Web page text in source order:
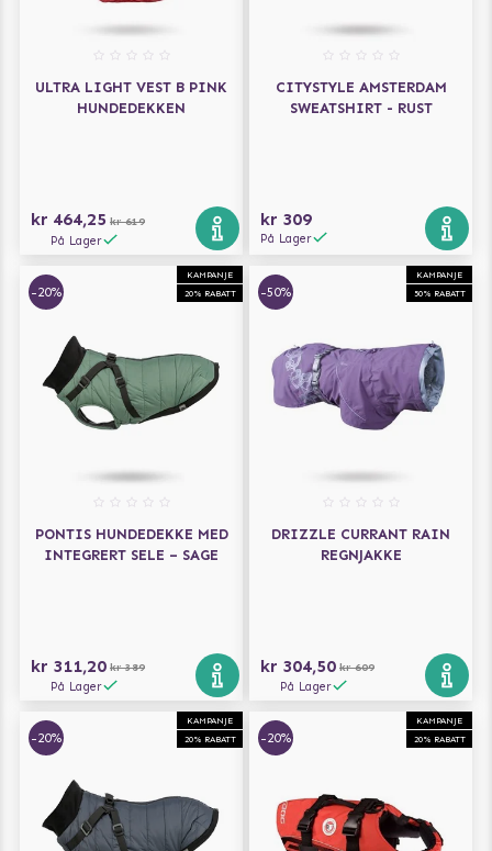
ULTRA LIGHT VEST B PINK
HUNDEDEKKEN
kr 464,25 kr 619
På Lager
CITYSTYLE AMSTERDAM
SWEATSHIRT - RUST
kr 309
På Lager
KAMPANJE
20% RABATT
-20%
PONTIS HUNDEDEKKE MED
INTEGRERT SELE – SAGE
kr 311,20 kr 389
På Lager
KAMPANJE
50% RABATT
-50%
DRIZZLE CURRANT RAIN
REGNJAKKE
kr 304,50 kr 609
På Lager
KAMPANJE
20% RABATT
-20%
KAMPANJE
20% RABATT
-20%